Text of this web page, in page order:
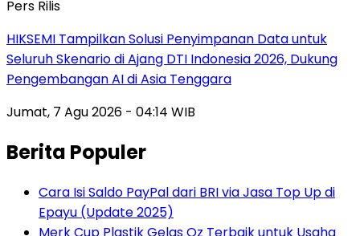
Pers Rilis
HIKSEMI Tampilkan Solusi Penyimpanan Data untuk
Seluruh Skenario di Ajang DTI Indonesia 2026, Dukung
Pengembangan AI di Asia Tenggara
Jumat, 7 Agu 2026 - 04:14 WIB
Berita Populer
Cara Isi Saldo PayPal dari BRI via Jasa Top Up di
Epayu (Update 2025)
Merk Cup Plastik Gelas Oz Terbaik untuk Usaha